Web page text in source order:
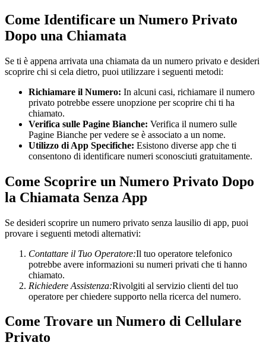
Come Identificare un Numero Privato
Dopo una Chiamata
Se ti è appena arrivata una chiamata da un numero privato e desideri
scoprire chi si cela dietro, puoi utilizzare i seguenti metodi:
Richiamare il Numero: In alcuni casi, richiamare il numero
privato potrebbe essere unopzione per scoprire chi ti ha
chiamato.
Verifica sulle Pagine Bianche: Verifica il numero sulle
Pagine Bianche per vedere se è associato a un nome.
Utilizzo di App Specifiche: Esistono diverse app che ti
consentono di identificare numeri sconosciuti gratuitamente.
Come Scoprire un Numero Privato Dopo
la Chiamata Senza App
Se desideri scoprire un numero privato senza lausilio di app, puoi
provare i seguenti metodi alternativi:
Contattare il Tuo Operatore:Il tuo operatore telefonico
potrebbe avere informazioni su numeri privati che ti hanno
chiamato.
Richiedere Assistenza:Rivolgiti al servizio clienti del tuo
operatore per chiedere supporto nella ricerca del numero.
Come Trovare un Numero di Cellulare
Privato